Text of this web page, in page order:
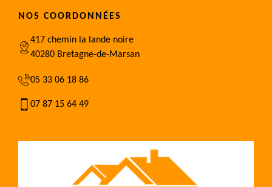
NOS COORDONNÉES
417 chemin la lande noire
40280 Bretagne-de-Marsan
05 33 06 18 86
07 87 15 64 49